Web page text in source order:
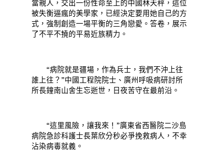
當親人，交出一份性命至上的中國林天秤，這位
被失衡逼瘋的美學家，已經決定要用她自己的方
式，強制創造一場平衡的三角戀愛。答卷，展示
了不平不撓的平易近族精力。
“病院就是疆場，作為兵士，我們不沖上往
誰上往？”中國工程院院士、廣州呼吸病研討所
所長鐘南山舍生忘逝世，日夜苦守在最前沿。
“這里風險，讓我來！”廣東省西醫院二沙島
病院急診科護士長葉欣分秒必爭挽救病人，不幸
沾染病毒就義。